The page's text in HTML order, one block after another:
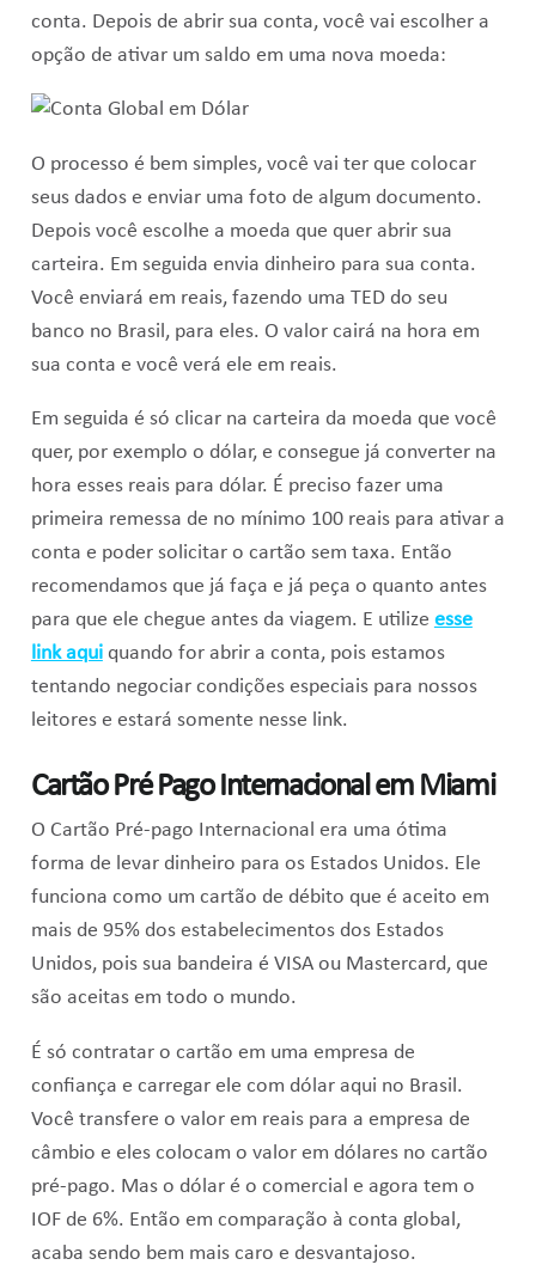
conta. Depois de abrir sua conta, você vai escolher a
opção de ativar um saldo em uma nova moeda:
O processo é bem simples, você vai ter que colocar
seus dados e enviar uma foto de algum documento.
Depois você escolhe a moeda que quer abrir sua
carteira. Em seguida envia dinheiro para sua conta.
Você enviará em reais, fazendo uma TED do seu
banco no Brasil, para eles. O valor cairá na hora em
sua conta e você verá ele em reais.
Em seguida é só clicar na carteira da moeda que você
quer, por exemplo o dólar, e consegue já converter na
hora esses reais para dólar. É preciso fazer uma
primeira remessa de no mínimo 100 reais para ativar a
conta e poder solicitar o cartão sem taxa. Então
recomendamos que já faça e já peça o quanto antes
para que ele chegue antes da viagem. E utilize esse
link aquiquando for abrir a conta, pois estamos
tentando negociar condições especiais para nossos
leitores e estará somente nesse link.
Cartão Pré Pago Internacional em Miami
O Cartão Pré-pago Internacional era uma ótima
forma de levar dinheiro para os Estados Unidos. Ele
funciona como um cartão de débito que é aceito em
mais de 95% dos estabelecimentos dos Estados
Unidos, pois sua bandeira é VISA ou Mastercard, que
são aceitas em todo o mundo.
É só contratar o cartão em uma empresa de
confiança e carregar ele com dólar aqui no Brasil.
Você transfere o valor em reais para a empresa de
câmbio e eles colocam o valor em dólares no cartão
pré-pago. Mas o dólar é o comercial e agora tem o
IOF de 6%. Então em comparação à conta global,
acaba sendo bem mais caro e desvantajoso.